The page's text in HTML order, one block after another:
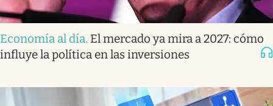
Economía al día. El mercado ya mira a 2027: cómo
influye la política en las inversiones